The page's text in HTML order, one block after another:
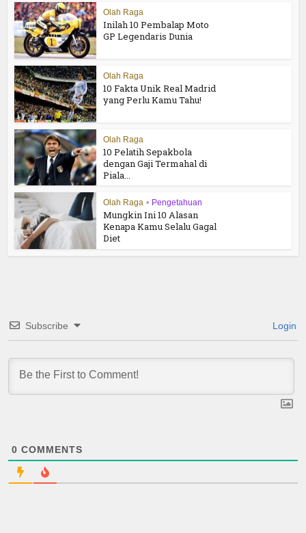
Olah Raga
Inilah 10 Pembalap Moto
GP Legendaris Dunia
Olah Raga
10 Fakta Unik Real Madrid
yang Perlu Kamu Tahu!
Olah Raga
10 Pelatih Sepakbola
dengan Gaji Termahal di
Piala...
Olah Raga • Pengetahuan
Mungkin Ini 10 Alasan
Kenapa Kamu Selalu Gagal
Diet
Subscribe Login
0 COMMENTS